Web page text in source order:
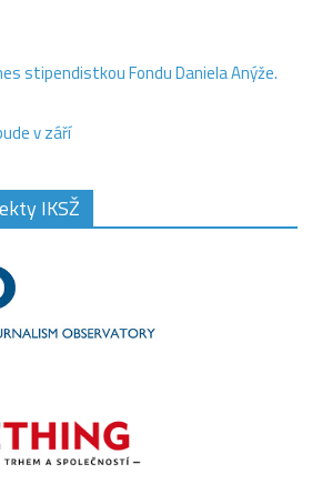
stipendistkou Fondu Daniela Anýže.
v září
IKSŽ